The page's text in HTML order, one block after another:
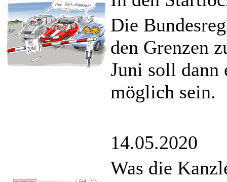
Die
den Grenzen
Juni soll dann
möglich sein.
14.05.2020
Was die